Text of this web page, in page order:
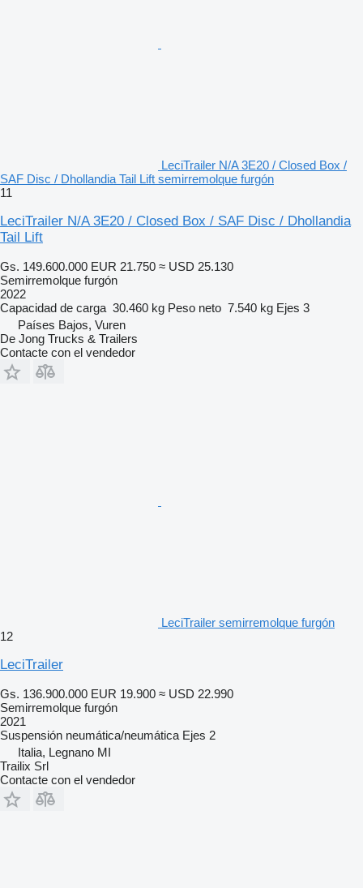
LeciTrailer N/A 3E20 / Closed Box /
SAF Disc / Dhollandia Tail Lift semirremolque furgón
11
LeciTrailer N/A 3E20 / Closed Box / SAF Disc / Dhollandia
Tail Lift
Gs. 149.600.000 EUR 21.750 ≈ USD 25.130
Semirremolque furgón
2022
Capacidad de carga 30.460 kg Peso neto 7.540 kg Ejes 3
Países Bajos, Vuren
De Jong Trucks & Trailers
Contacte con el vendedor
LeciTrailer semirremolque furgón
12
LeciTrailer
Gs. 136.900.000 EUR 19.900 ≈ USD 22.990
Semirremolque furgón
2021
Suspensión neumática/neumática Ejes 2
Italia, Legnano MI
Trailix Srl
Contacte con el vendedor